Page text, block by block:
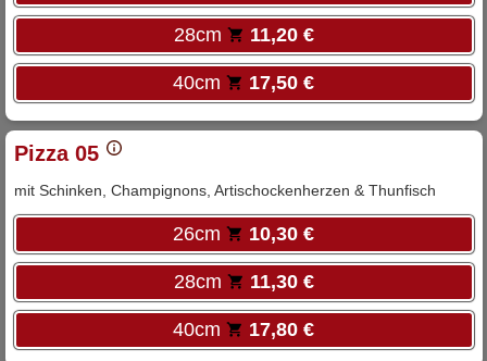
28cm 11,20 €
40cm 17,50 €
Pizza 05
mit Schinken, Champignons, Artischockenherzen & Thunfisch
26cm 10,30 €
28cm 11,30 €
40cm 17,80 €